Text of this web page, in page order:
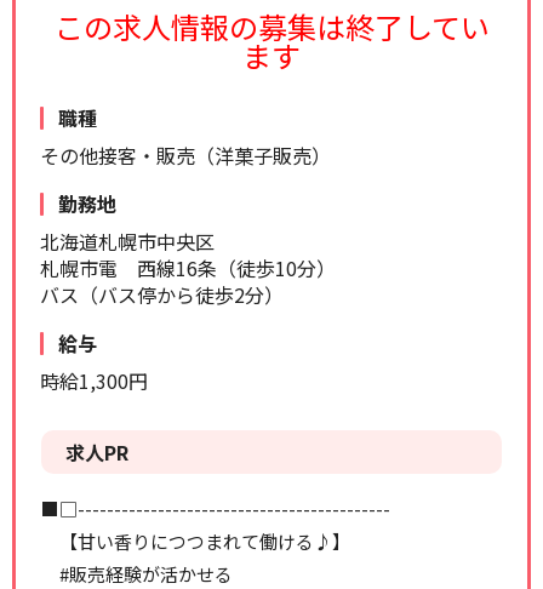
この求人情報の募集は終了してい
ます
職種
その他接客・販売（洋菓子販売）
勤務地
北海道札幌市中央区
札幌市電 西線16条（徒歩10分）
バス（バス停から徒歩2分）
給与
時給1,300円
求人PR
■□-------------------------------------------
【甘い香りにつつまれて働ける♪】
#販売経験が活かせる